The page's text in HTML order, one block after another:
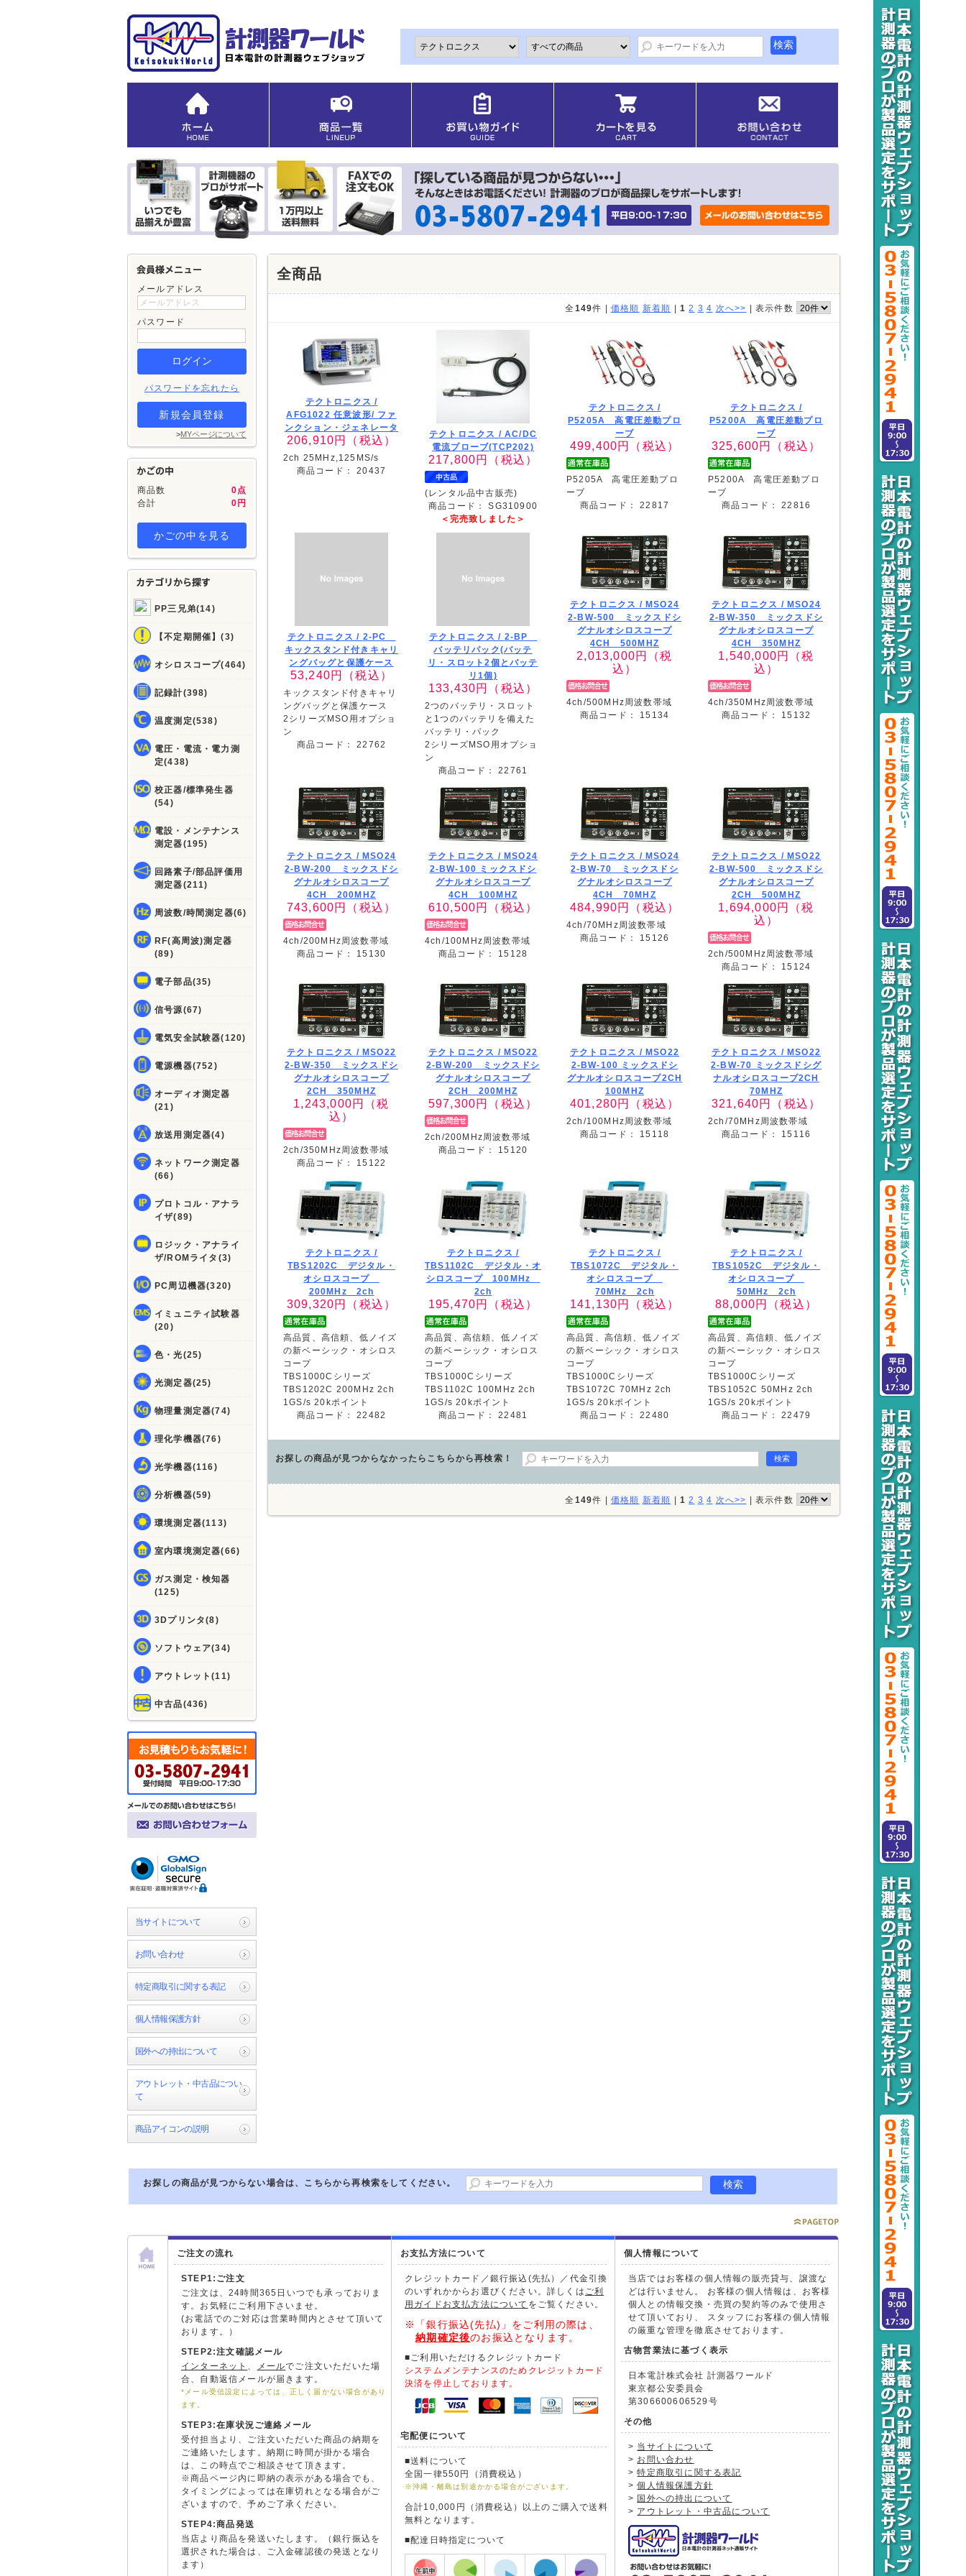
メールアドレス
パスワード
パスワードを忘れたら
新規会員登録
>MYページについて
商品数
0点
合計
0円
かごの中を見る
PP三兄弟(14)
【不定期開催】(3)
オシロスコープ(464)
記録計(398)
温度測定(538)
電圧・電流・電力測
定(438)
校正器/標準発生器
(54)
電設・メンテナンス
測定器(195)
回路素子/部品評価用
測定器(211)
周波数/時間測定器(6)
RF(高周波)測定器
(89)
電子部品(35)
信号源(67)
電気安全試験器(120)
電源機器(752)
オーディオ測定器
(21)
放送用測定器(4)
ネットワーク測定器
(66)
プロトコル・アナラ
イザ(89)
ロジック・アナライ
ザ/ROMライタ(3)
PC周辺機器(320)
イミュニティ試験器
(20)
色・光(25)
光測定器(25)
物理量測定器(74)
理化学機器(76)
光学機器(116)
分析機器(59)
環境測定器(113)
室内環境測定器(66)
ガス測定・検知器
(125)
3Dプリンタ(8)
ソフトウェア(34)
アウトレット(11)
中古品(436)
当サイトについて
お問い合わせ
特定商取引に関する表記
個人情報保護方針
国外への持出について
アウトレット・中古品につい
て
商品アイコンの説明
全商品
全149件 | 価格順 新着順 1 2 3 4 次へ>> 表示件数
テクトロニクス /
AFG1022 任意波形/ ファ
ンクション・ジェネレータ
206,910円（税込）
2ch 25MHz,125MS/s
商品コード：20437
テクトロニクス / AC/DC
電流プローブ(TCP202)
217,800円（税込）
(レンタル品中古販売)
商品コード：SG310900
＜完売致しました＞
テクトロニクス /
P5205A 高電圧差動プロ
ーブ
499,400円（税込）
P5205A 高電圧差動プロ
ーブ
商品コード：22817
テクトロニクス /
P5200A 高電圧差動プロ
ーブ
325,600円（税込）
P5200A 高電圧差動プロ
ーブ
商品コード：22816
テクトロニクス / 2-PC
キックスタンド付きキャリ
ングバッグと保護ケース
53,240円（税込）
キックスタンド付きキャリ
ングバッグと保護ケース
2シリーズMSO用オプショ
ン
商品コード：22762
テクトロニクス / 2-BP
バッテリパック(バッテ
リ・スロット2個とバッテ
リ1個)
133,430円（税込）
2つのバッテリ・スロット
と1つのバッテリを備えた
バッテリ・パック
2シリーズMSO用オプショ
ン
商品コード：22761
テクトロニクス / MSO24
2-BW-500 ミックスドシ
グナルオシロスコープ
4CH 500MHZ
2,013,000円（税
込）
4ch/500MHz周波数帯域
商品コード： 15134
テクトロニクス / MSO24
2-BW-350 ミックスドシ
グナルオシロスコープ
4CH 350MHZ
1,540,000円（税
込）
4ch/350MHz周波数帯域
商品コード： 15132
テクトロニクス / MSO24
2-BW-200 ミックスドシ
グナルオシロスコープ
4CH 200MHZ
743,600円（税込）
4ch/200MHz周波数帯域
商品コード： 15130
テクトロニクス / MSO24
2-BW-100 ミックスドシ
グナルオシロスコープ
4CH 100MHZ
610,500円（税込）
4ch/100MHz周波数帯域
商品コード： 15128
テクトロニクス / MSO24
2-BW-70 ミックスドシ
グナルオシロスコープ
4CH 70MHZ
484,990円（税込）
4ch/70MHz周波数帯域
商品コード： 15126
テクトロニクス / MSO22
2-BW-500 ミックスドシ
グナルオシロスコープ
2CH 500MHZ
1,694,000円（税
込）
2ch/500MHz周波数帯域
商品コード： 15124
テクトロニクス / MSO22
2-BW-350 ミックスドシ
グナルオシロスコープ
2CH 350MHZ
1,243,000円（税
込）
2ch/350MHz周波数帯域
商品コード： 15122
テクトロニクス / MSO22
2-BW-200 ミックスドシ
グナルオシロスコープ
2CH 200MHZ
597,300円（税込）
2ch/200MHz周波数帯域
商品コード： 15120
テクトロニクス / MSO22
2-BW-100 ミックスドシ
グナルオシロスコープ2CH
100MHZ
401,280円（税込）
2ch/100MHz周波数帯域
商品コード： 15118
テクトロニクス / MSO22
2-BW-70 ミックスドシグ
ナルオシロスコープ2CH
70MHZ
321,640円（税込）
2ch/70MHz周波数帯域
商品コード： 15116
テクトロニクス /
TBS1202C デジタル・
オシロスコープ
200MHz 2ch
309,320円（税込）
高品質、高信頼、低ノイズ
の新ベーシック・オシロス
コープ
TBS1000Cシリーズ
TBS1202C 200MHz 2ch
1GS/s 20kポイント
商品コード：22482
テクトロニクス /
TBS1102C デジタル・オ
シロスコープ 100MHz
2ch
195,470円（税込）
高品質、高信頼、低ノイズ
の新ベーシック・オシロス
コープ
TBS1000Cシリーズ
TBS1102C 100MHz 2ch
1GS/s 20kポイント
商品コード：22481
テクトロニクス /
TBS1072C デジタル・
オシロスコープ
70MHz 2ch
141,130円（税込）
高品質、高信頼、低ノイズ
の新ベーシック・オシロス
コープ
TBS1000Cシリーズ
TBS1072C 70MHz 2ch
1GS/s 20kポイント
商品コード：22480
テクトロニクス /
TBS1052C デジタル・
オシロスコープ
50MHz 2ch
88,000円（税込）
高品質、高信頼、低ノイズ
の新ベーシック・オシロス
コープ
TBS1000Cシリーズ
TBS1052C 50MHz 2ch
1GS/s 20kポイント
商品コード：22479
お探しの商品が見つからなかったらこちらから再検索！
全149件 | 価格順 新着順 1 2 3 4 次へ>> 表示件数
お探しの商品が見つからない場合は、こちらから再検索をしてください。
ご注文の流れ
STEP1:ご注文
ご注文は、24時間365日いつでも承っておりま
す。お気軽にご利用下さいませ。
(お電話でのご対応は営業時間内とさせて頂いて
おります。）
STEP2:注文確認メール
インターネット 、 メールでご注文いただいた場
合、自動返信メールが届きます。
*メール受信設定によっては、正しく届かない場合があり
ます。
STEP3:在庫状況ご連絡メール
受付担当より、ご注文いただいた商品の納期を
ご連絡いたします。納期に時間が掛かる場合
は、この時点でご相談させて頂きます。
※商品ページ内に即納の表示がある場合でも、
タイミングによっては在庫切れとなる場合がご
ざいますので、予めご了承ください。
STEP4:商品発送
当店より商品を発送いたします。（銀行振込を
選択された場合は、ご入金確認後の発送となり
ます）
お支払方法について
クレジットカード／銀行振込(先払）／代金引換
のいずれかからお選びください。詳しくは ご利
用ガイドお支払方法について をご覧ください。
※「銀行振込(先払)」をご利用の際は、
納期確定後のお振込となります。
■ご利用いただけるクレジットカード
システムメンテナンスのためクレジットカード
決済を停止しております。
宅配便について
■送料について
全国一律550円（消費税込）
※沖縄・離島は別途かかる場合がございます。
合計10,000円（消費税込）以上のご購入で送料
無料となります。
■配達日時指定について
個人情報について
当店ではお客様の個人情報の販売貸与、譲渡な
どは行いません。 お客様の個人情報は、お客様
個人との情報交換・売買の契約等のみで使用さ
せて頂いており、 スタッフにお客様の個人情報
の厳重な管理を徹底させております。
古物営業法に基づく表示
日本電計株式会社 計測器ワールド
東京都公安委員会
第306600606529号
その他
> 当サイトについて
> お問い合わせ
>特定商取引に関する表記
>個人情報保護方針
> 国外への持出について
> アウトレット・中古品について